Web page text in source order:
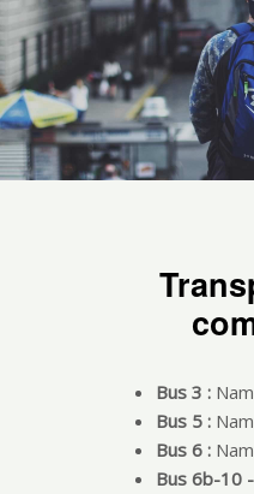
Bus 3 :
Bus 5 :
Bus 6 :
Bus 6b-10